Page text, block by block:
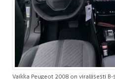
Vaikka Peugeot 2008 on virallisesti